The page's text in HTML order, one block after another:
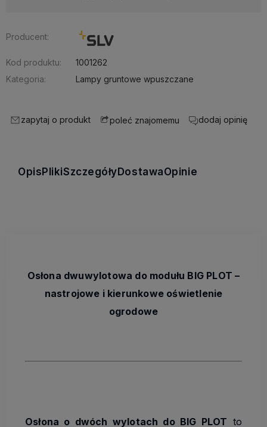
Producent:
Kod produktu:
1001262
Kategoria:
Lampy gruntowe wpuszczane
zapytaj o produkt poleć znajomemu dodaj opinię
Opis PlikiSzczegóły DostawaOpinie
Osłona dwuwylotowa do modułu BIG PLOT –
nastrojowe i kierunkowe oświetlenie
ogrodowe
Osłona o dwóch wylotach do BIG PLOT to